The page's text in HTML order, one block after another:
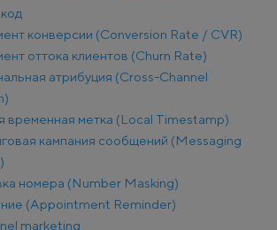
конверсии (Conversion Rate / CVR)
оттока клиентов (Churn Rate)
атрибуция (Cross-Channel
временная метка (Local Timestamp)
кампания сообщений (Messaging
номера (Number Masking)
(Appointment Reminder)
marketing